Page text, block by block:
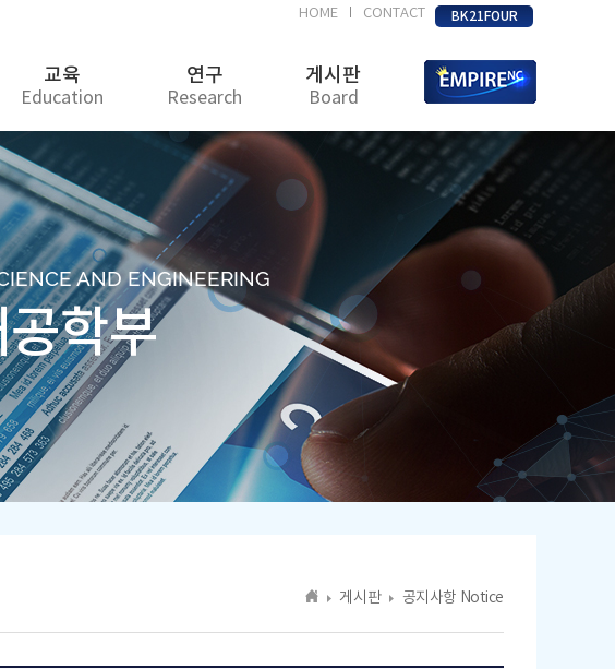
HOME CONTACT BK21FOUR
교육
Education
연구
Research
게시판
Board
AND ENGINEERING
학부
게시판 공지사항 Notice